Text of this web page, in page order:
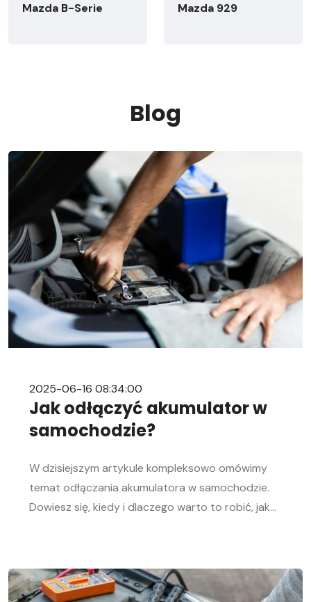
Mazda B-Serie
Mazda 929
Blog
2025-06-16 08:34:00
Jak odłączyć akumulator w
samochodzie?
W dzisiejszym artykule kompleksowo omówimy
temat odłączania akumulatora w samochodzie.
Dowiesz się, kiedy i dlaczego warto to robić, jak
pomoże Ci sprawnie przeprowadzić tę czynność,
niezależnie od Twojego doświadczenia w